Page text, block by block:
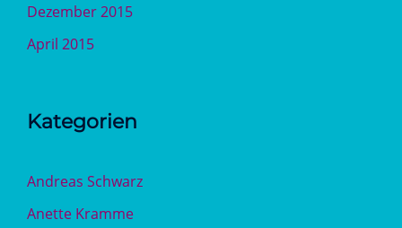
Dezember 2015
April 2015
Kategorien
Andreas Schwarz
Anette Kramme